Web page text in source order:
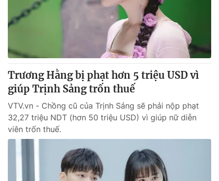
Trương Hằng bị phạt hơn 5 triệu USD vì
giúp Trịnh Sảng trốn thuế
VTV.vn - Chồng cũ của Trịnh Sảng sẽ phải nộp phạt
32,27 triệu NDT (hơn 50 triệu USD) vì giúp nữ diễn
viên trốn thuế.